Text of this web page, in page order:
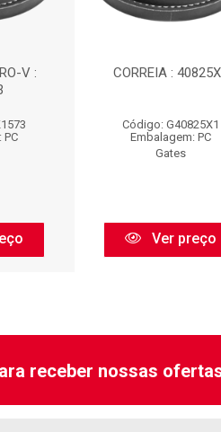
V :
PC
CORREIA :
Código: G40825X1
Embalagem: PC
Gates
Ver preço
receber nossas